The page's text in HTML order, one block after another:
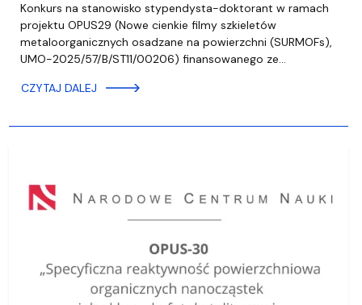
Konkurs na stanowisko stypendysta-doktorant w ramach
projektu OPUS29 (Nowe cienkie filmy szkieletów
metaloorganicznych osadzane na powierzchni (SURMOFs),
UMO-2025/57/B/ST11/00206) finansowanego ze…
CZYTAJ DALEJ